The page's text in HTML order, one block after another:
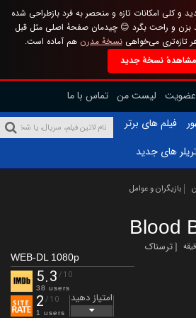
و کلی امکانات تازه و منحصر به فرد بازطراحی شده
و راحت بگرد 😊 چیدمان صفحهٔ اصلی مثل قبل
تازه‌تری می‌خواهینسخهٔ مدرن هم آماده است.
مشاهدهٔ نسخهٔ جدید
عضویت لیست من تماس با ما
فیلم های برتر
های جدید
بازیگران و عوامل
Blood
ترسناک
WEB-DL 1080p
5.3 /10
38 users
2 /10
1 users
امتیاز دهید